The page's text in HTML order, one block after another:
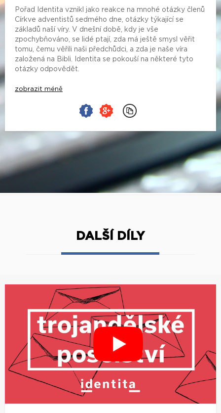
Pořad Identita vznikl jako reakce na mnohé otázky členů
Církve adventistů sedmého dne, otázky týkající se
základů naší víry. V dnešní době, kdy je vše
zpochybňováno, se lidé ptají, zda má ještě smysl věřit
tomu, čemu věřili naši předchůdci, a zda je naše víra
založená na Bibli. Identita se pokouší na některé tyto
otázky odpovědět.
zobrazit méně
DALŠÍ DÍLY